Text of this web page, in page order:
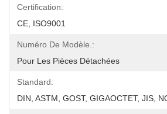
Certification:
CE, ISO9001
Numéro De Modèle.:
Pour Les Pièces Détachées
Standard:
DIN, ASTM, GOST, GIGAOCTET, JIS,